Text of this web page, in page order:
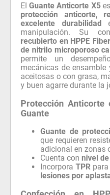
ElGuante Anticorte X5
protección anticorte,
excelente durabilidad
manipulación. Su
recubierto en HPPE
de nitrilo microporoso
permite un
mecánicas de
aceitosas o con grasa,
y buen agarre durante la
Protección
Guante
Guante de
que requieren
adicional en zonas
Cuenta con nivel
IncorporaTPR
lesiones por